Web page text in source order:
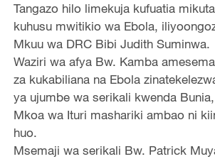
Tangazo hilo limekuja kufuatia
kuhusu mwitikio wa Ebola,
Mkuu wa DRC Bibi Judith Suminwa.
Waziri wa afya Bw. Kamba
za kukabiliana na Ebola
ya ujumbe wa serikali kwenda
Mkoa wa Ituri mashariki ambao ni
huo.
Msemaji wa serikali Bw. Patrick